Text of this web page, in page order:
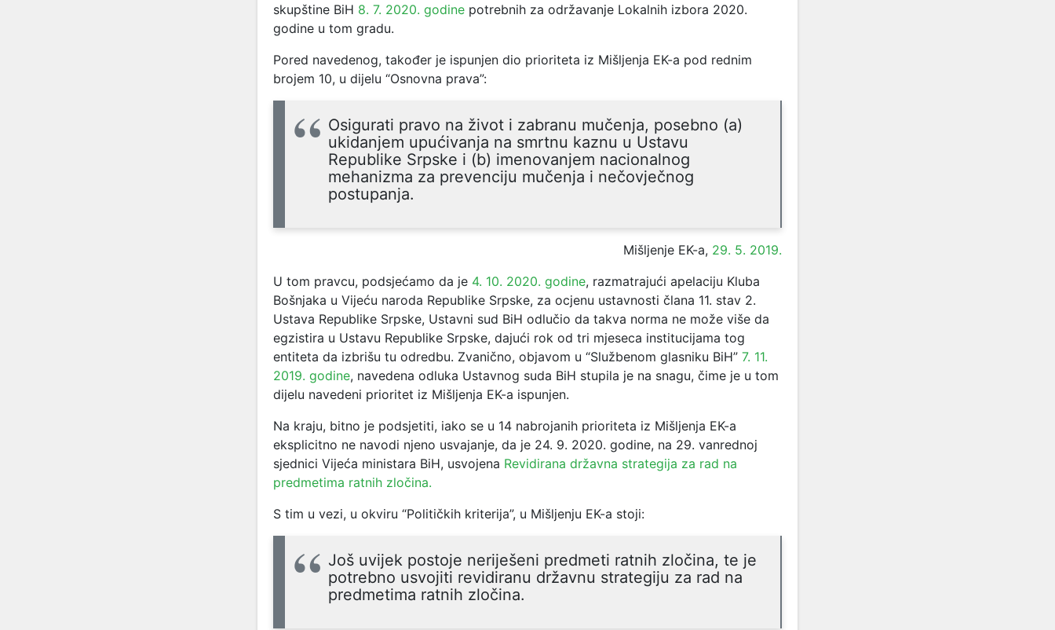
skupštine BiH 8. 7. 2020. godine potrebnih za održavanje Lokalnih izbora 2020.
godine u tom gradu.
Pored navedenog, također je ispunjen dio prioriteta iz Mišljenja EK-a pod rednim
brojem 10, u dijelu “Osnovna prava”:
Osigurati pravo na život i zabranu mučenja, posebno (a)
ukidanjem upućivanja na smrtnu kaznu u Ustavu
Republike Srpske i (b) imenovanjem nacionalnog
mehanizma za prevenciju mučenja i nečovječnog
postupanja.
Mišljenje EK-a, 29. 5. 2019.
U tom pravcu, podsjećamo da je 4. 10. 2020. godine, razmatrajući apelaciju Kluba
Bošnjaka u Vijeću naroda Republike Srpske, za ocjenu ustavnosti člana 11. stav 2.
Ustava Republike Srpske, Ustavni sud BiH odlučio da takva norma ne može više da
egzistira u Ustavu Republike Srpske, dajući rok od tri mjeseca institucijama tog
entiteta da izbrišu tu odredbu. Zvanično, objavom u “Službenom glasniku BiH” 7. 11.
2019. godine, navedena odluka Ustavnog suda BiH stupila je na snagu, čime je u tom
dijelu navedeni prioritet iz Mišljenja EK-a ispunjen.
Na kraju, bitno je podsjetiti, iako se u 14 nabrojanih prioriteta iz Mišljenja EK-a
eksplicitno ne navodi njeno usvajanje, da je 24. 9. 2020. godine, na 29. vanrednoj
sjednici Vijeća ministara BiH, usvojena Revidirana državna strategija za rad na
predmetima ratnih zločina.
S tim u vezi, u okviru “Političkih kriterija”, u Mišljenju EK-a stoji:
Još uvijek postoje neriješeni predmeti ratnih zločina, te je
potrebno usvojiti revidiranu državnu strategiju za rad na
predmetima ratnih zločina.